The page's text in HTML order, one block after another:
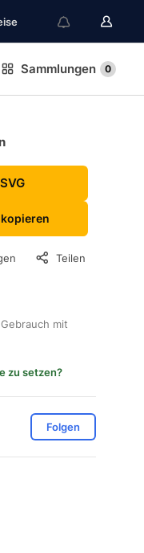
Sammlungen 0
SVG
kopieren
Teilen
mit
zu setzen?
Folgen